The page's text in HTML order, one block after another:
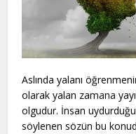
Aslında yalanı
olarak yalan zamana
olgudur. İnsan
söylenen sözün bu